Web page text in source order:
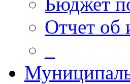
Отчет об